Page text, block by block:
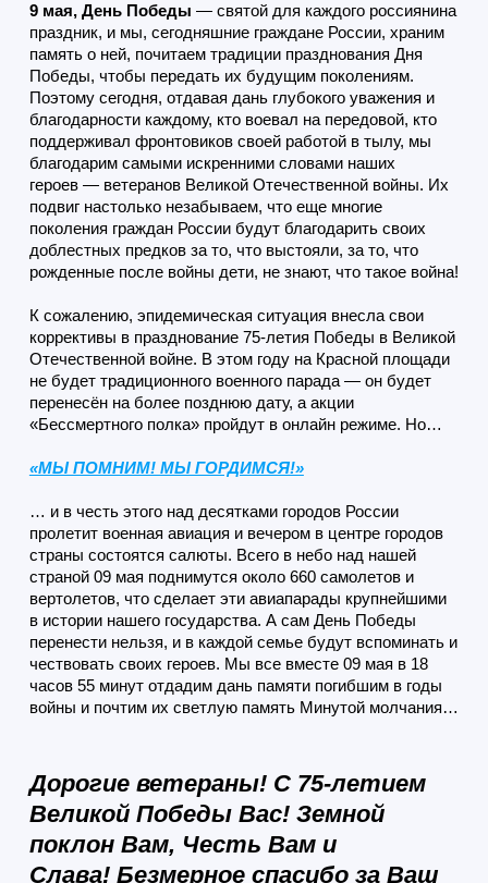
9 мая, День Победы — святой для каждого россиянина
праздник, и мы, сегодняшние граждане России, храним
память о ней, почитаем традиции празднования Дня
Победы, чтобы передать их будущим поколениям.
Поэтому сегодня, отдавая дань глубокого уважения и
благодарности каждому, кто воевал на передовой, кто
поддерживал фронтовиков своей работой в тылу, мы
благодарим самыми искренними словами наших
героев — ветеранов Великой Отечественной войны. Их
подвиг настолько незабываем, что еще многие
поколения граждан России будут благодарить своих
доблестных предков за то, что выстояли, за то, что
рожденные после войны дети, не знают, что такое война!
К сожалению, эпидемическая ситуация внесла свои
коррективы в празднование 75-летия Победы в Великой
Отечественной войне. В этом году на Красной площади
не будет традиционного военного парада — он будет
перенесён на более позднюю дату, а акции
«Бессмертного полка» пройдут в онлайн режиме. Но…
«МЫ ПОМНИМ! МЫ ГОРДИМСЯ!»
… и в честь этогонад десятками городов России
пролетит военная авиация и вечером в центре городов
страны состоятся салюты. Всего в небо над нашей
страной 09 мая поднимутся около 660 самолетов и
вертолетов, что сделает эти авиапарады крупнейшими
в истории нашего государства. Асам День Победы
перенести нельзя, и в каждой семье будут вспоминать и
чествовать своих героев. Мы все вместе 09 мая в 18
часов 55 минут отдадим дань памяти погибшим в годы
войны и почтим их светлую память Минутой молчания…
Дорогие ветераны! С 75-летием
Великой Победы Вас! Земной
поклон Вам, Честь Вам и
Слава! Безмерное спасибо за Ваш